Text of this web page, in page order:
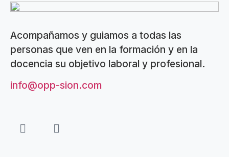
Acompañamos y guiamos a todas las
personas que ven en la formación y en la
docencia su objetivo laboral y profesional.
info@opp-sion.com